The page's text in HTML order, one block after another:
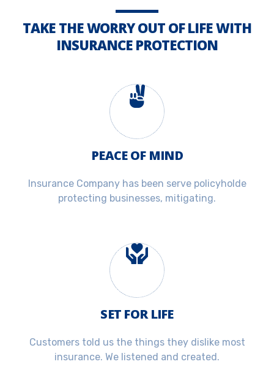
TAKE THE WORRY OUT OF LIFE WITH
INSURANCE PROTECTION
PEACE OF MIND
Insurance Company has been serve policyholde
protecting businesses, mitigating.
SET FOR LIFE
Customers told us the things they dislike most
insurance. We listened and created.